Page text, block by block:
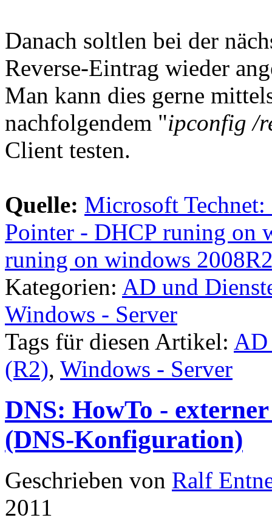
Danach soltlen bei der
Reverse-Eintrag wieder
Man kann dies gerne
nachfolgendem "ipconfig /
Client testen.
Quelle: Microsoft
Pointer - DHCP runing on
runing on windows
Kategorien: AD und
Windows - Server
Tags für diesen Artikel: AD
(R2), Windows - Server
DNS: HowTo -
(DNS-Konfiguration)
Geschrieben von Ralf
2011